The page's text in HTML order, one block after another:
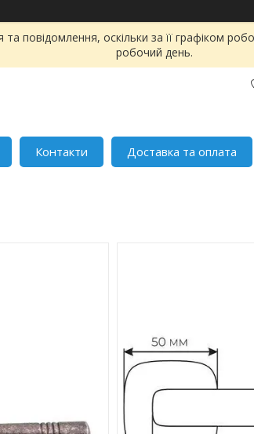
повідомлення, оскільки за її графіком
робочий день.
Контакти Доставка та оплата